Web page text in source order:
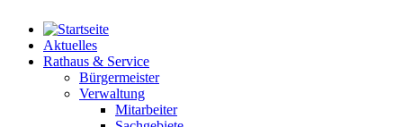
Aktuelles
Rathaus & Service
Bürgermeister
Verwaltung
Mitarbeiter